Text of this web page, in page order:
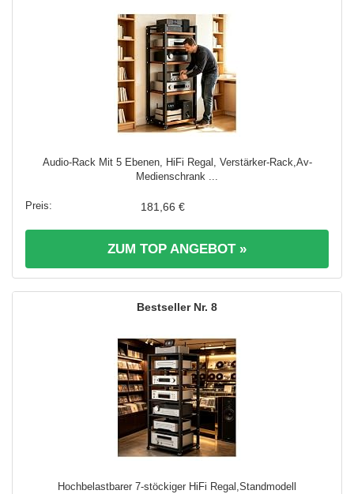
Audio‑Rack Mit 5 Ebenen, HiFi Regal, Verstärker‑Rack,Av-
Medienschrank ...
181,66 €
ZUM TOP ANGEBOT »
8
Hochbelastbarer 7-stöckiger HiFi Regal,Standmodell